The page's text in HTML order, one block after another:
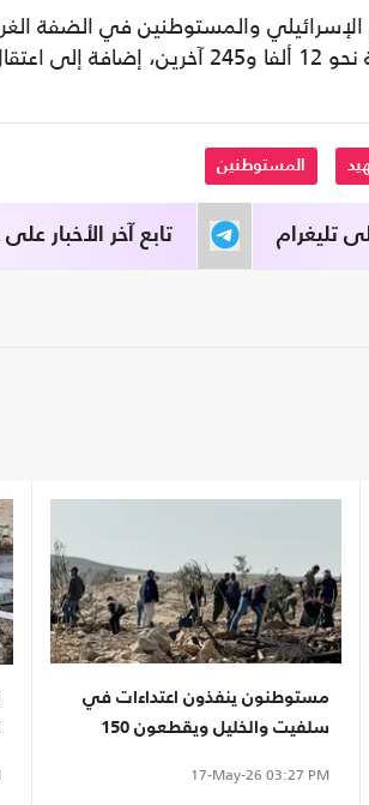
والمستوطنين في الضفة
المستوطنين
تابع آخر الأخبار تليغرام
مستوطنون ينفذون اعتداءات في
سلفيت والخليل ويقطعون 150
17-May-26 03:27 PM